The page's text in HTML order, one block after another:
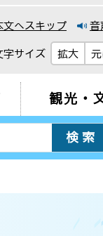
文へスキップ 音
字サイズ 拡大
観光・